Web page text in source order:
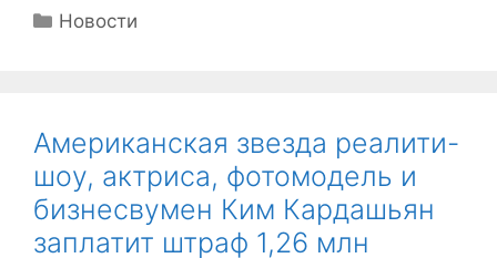
Рубрики
Новости
Американская звезда реалити-
шоу, актриса, фотомодель и
бизнесвумен Ким Кардашьян
заплатит штраф 1,26 млн